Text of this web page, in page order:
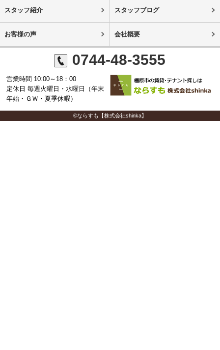
スタッフ紹介 スタッフブログ
お客様の声 会社概要
0744-48-3555
営業時間 10:00～18：00
定休日 毎週火曜日・水曜日（年末
年始・ＧＷ・夏季休暇）
©ならすも【株式会社shinka】